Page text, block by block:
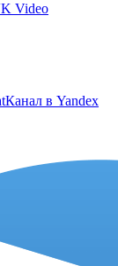
Video
Канал в Yandex